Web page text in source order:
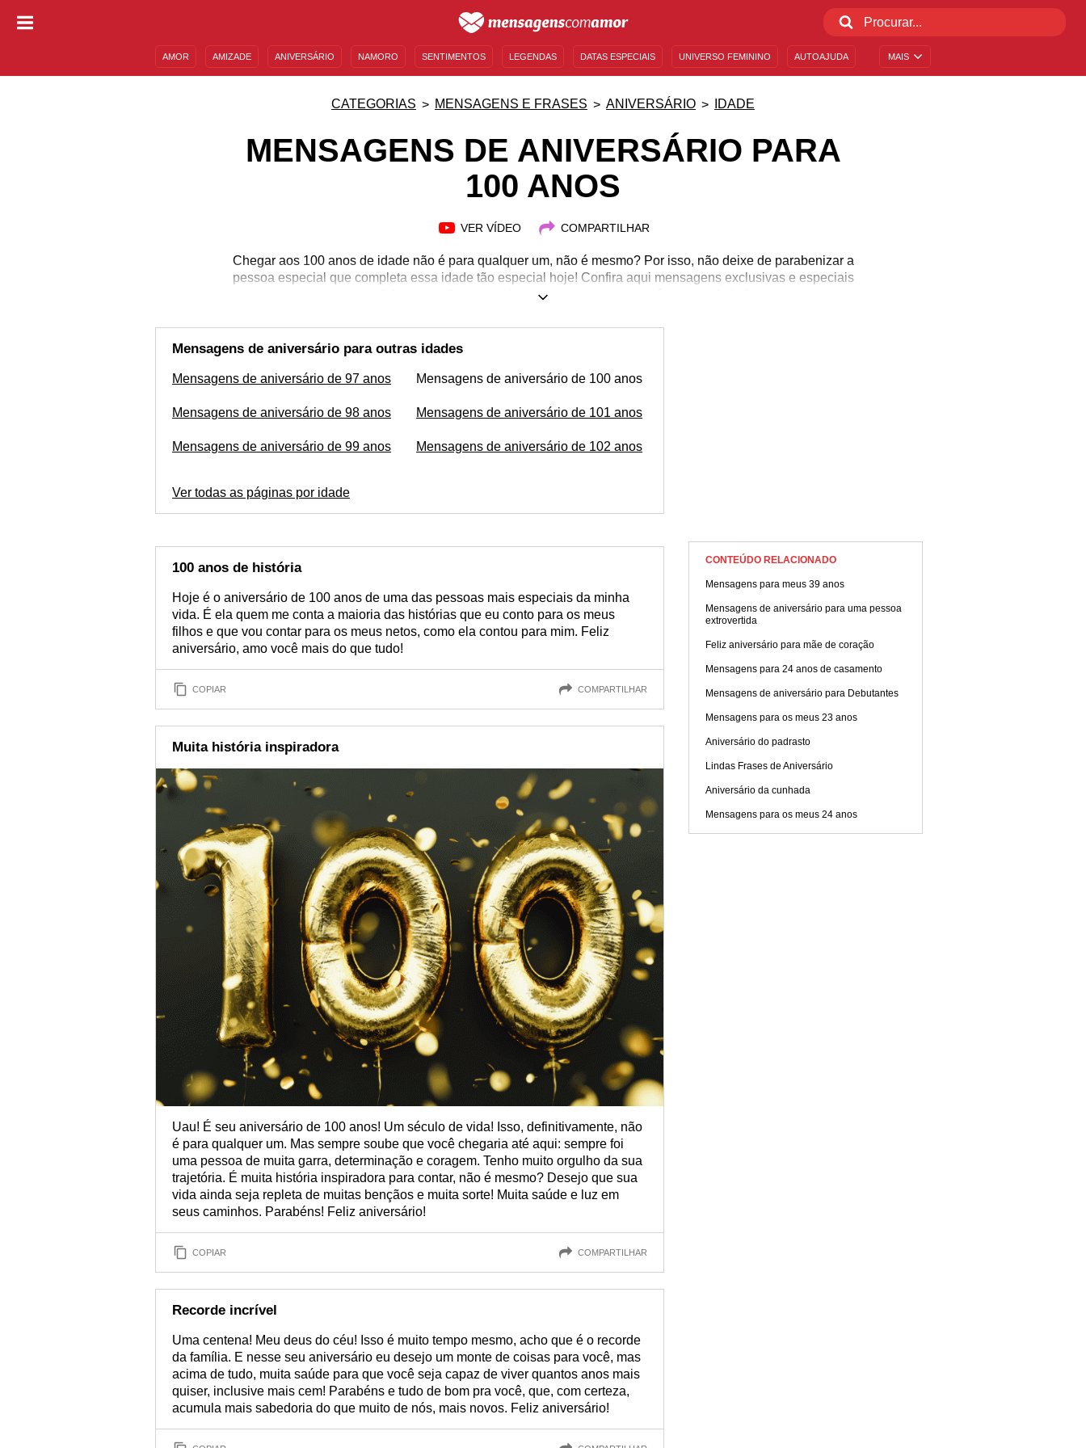
MAIS
AMOR AMIZADE ANIVERSÁRIO NAMORO SENTIMENTOS LEGENDAS DATAS ESPECIAIS UNIVERSO FEMININO AUTOAJUDA
CATEGORIAS MENSAGENS E FRASES ANIVERSÁRIO IDADE
MENSAGENS DE ANIVERSÁRIO PARA
100 ANOS
VER VÍDEO COMPARTILHAR
Chegar aos 100 anos de idade não é para qualquer um, não é mesmo? Por isso, não deixe de parabenizar a
pessoa especial que completa essa idade tão especial hoje! Confira aqui mensagens exclusivas e especiais
para celebrar esta data super importante com quem você ama e admira!
Mensagens de aniversário para outras idades
Mensagens de aniversário de 97 anos
Mensagens de aniversário de 98 anos
Mensagens de aniversário de 99 anos
Mensagens de aniversário de 100 anos
Mensagens de aniversário de 101 anos
Mensagens de aniversário de 102 anos
Ver todas as páginas por idade
100 anos de história
Hoje é o aniversário de 100 anos de uma das pessoas mais especiais da minha
vida. É ela quem me conta a maioria das histórias que eu conto para os meus
filhos e que vou contar para os meus netos, como ela contou para mim. Feliz
aniversário, amo você mais do que tudo!
COPIAR COMPARTILHAR
Muita história inspiradora
Uau! É seu aniversário de 100 anos! Um século de vida! Isso, definitivamente, não
é para qualquer um. Mas sempre soube que você chegaria até aqui: sempre foi
uma pessoa de muita garra, determinação e coragem. Tenho muito orgulho da sua
trajetória. É muita história inspiradora para contar, não é mesmo? Desejo que sua
vida ainda seja repleta de muitas bençãos e muita sorte! Muita saúde e luz em
seus caminhos. Parabéns! Feliz aniversário!
COPIAR COMPARTILHAR
Recorde incrível
Uma centena! Meu deus do céu! Isso é muito tempo mesmo, acho que é o recorde
da família. E nesse seu aniversário eu desejo um monte de coisas para você, mas
acima de tudo, muita saúde para que você seja capaz de viver quantos anos mais
quiser, inclusive mais cem! Parabéns e tudo de bom pra você, que, com certeza,
acumula mais sabedoria do que muito de nós, mais novos. Feliz aniversário!
CONTEÚDO RELACIONADO
Mensagens para meus 39 anos
Mensagens de aniversário para uma pessoa
extrovertida
Feliz aniversário para mãe de coração
Mensagens para 24 anos de casamento
Mensagens de aniversário para Debutantes
Mensagens para os meus 23 anos
Aniversário do padrasto
Lindas Frases de Aniversário
Aniversário da cunhada
Mensagens para os meus 24 anos